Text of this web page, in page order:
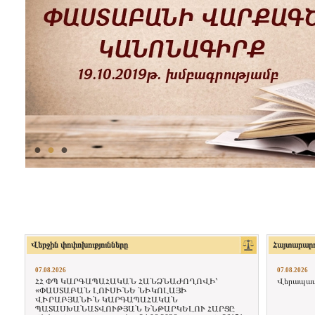
● ● ●
Վերջին փոփոխությունները
07.08.2026
ՀՀ ՓՊ ԿԱՐԳԱՊԱՀԱԿԱՆ ՀԱՆՁՆԱԺՈՂՈՎԻ՝
«ՓԱՍՏԱԲԱՆ ԼՈՒՍԻՆԵ ՆԻԿՈԼԱՅԻ
ՎԻՐԱԲՅԱՆԻՆ ԿԱՐԳԱՊԱՀԱԿԱՆ
ՊԱՏԱՍԽԱՆԱՏՎՈՒԹՅԱՆ ԵՆԹԱՐԿԵԼՈՒ ՀԱՐՑԸ
07.08.2026